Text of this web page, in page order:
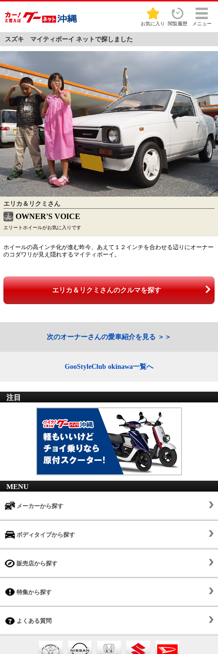
お気に入り 閲覧履歴 メニュー
スズキ マイティボーイ ネットで探しました
エリカ＆リクミさん
OWNER'S VOICE
エリートホイールがお気に入りです
ホイールの高インチ化が進む昨今、あえて１２インチを合わせる辺りにオーナー
のコダワリが見え隠れするマイティボーイ。
エリカ＆リクミさんのクルマを探す
次のオーナーさんの愛車紹介を見る
GooStyleClub okinawa一覧へ
注目
MENU
メーカーから探す
ボディタイプから探す
販売店から探す
特集から探す
よくある質問